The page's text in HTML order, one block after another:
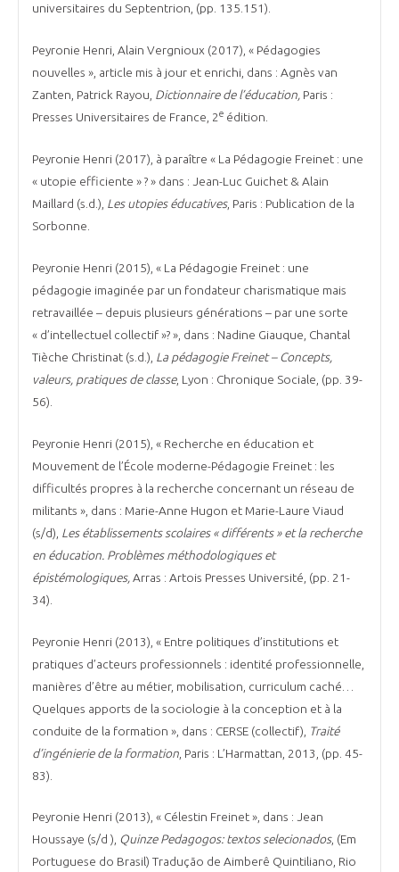
universitaires du Septentrion, (pp. 135.151).
Peyronie Henri, Alain Vergnioux (2017), « Pédagogies
nouvelles », article mis à jour et enrichi, dans : Agnès van
Zanten, Patrick Rayou, Dictionnaire de l’éducation, Paris :
Presses Universitaires de France, 2e édition.
Peyronie Henri (2017), à paraître « La Pédagogie Freinet : une
« utopie efficiente » ? » dans : Jean-Luc Guichet & Alain
Maillard (s.d.), Les utopies éducatives, Paris : Publication de la
Sorbonne.
Peyronie Henri (2015), « La Pédagogie Freinet : une
pédagogie imaginée par un fondateur charismatique mais
retravaillée – depuis plusieurs générations – par une sorte
« d’intellectuel collectif »? », dans : Nadine Giauque, Chantal
Tièche Christinat (s.d.), La pédagogie Freinet – Concepts,
valeurs, pratiques de classe, Lyon : Chronique Sociale, (pp. 39-
56).
Peyronie Henri (2015), « Recherche en éducation et
Mouvement de l’École moderne-Pédagogie Freinet : les
difficultés propres à la recherche concernant un réseau de
militants », dans : Marie-Anne Hugon et Marie-Laure Viaud
(s/d), Les établissements scolaires « différents » et la recherche
en éducation. Problèmes méthodologiques et
épistémologiques,Arras : Artois Presses Université, (pp. 21-
34).
Peyronie Henri (2013), « Entre politiques d’institutions et
pratiques d’acteurs professionnels : identité professionnelle,
manières d’être au métier, mobilisation, curriculum caché…
Quelques apports de la sociologie à la conception et à la
conduite de la formation », dans : CERSE (collectif), Traité
d’ingénierie de la formation , Paris : L’Harmattan, 2013, (pp. 45-
83).
Peyronie Henri (2013), « Célestin Freinet », dans : Jean
Houssaye (s/d ), Quinze Pedagogos: textos selecionados, (Em
Portuguese do Brasil) Tradução de Aimberê Quintiliano, Rio